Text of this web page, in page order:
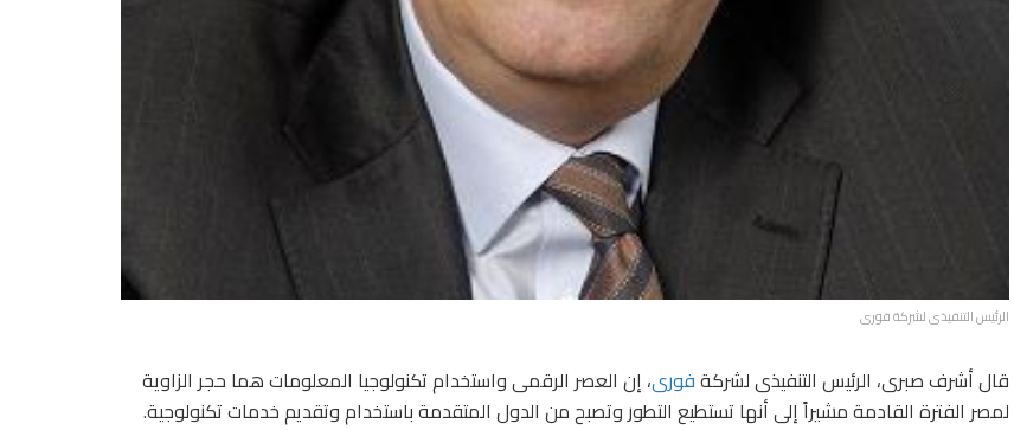
الرئيس التنفيذى لشركة فورى
قال أشرف صبرى، الرئيس التنفيذى لشركةفورى، إن العصر الرقمى واستخدام تكنولوجيا المعلومات هما حجر الزاوية
لمصر الفترة القادمة مشيراً إلى أنها تستطيع التطور وتصبح من الدول المتقدمة باستخدام وتقديم خدمات تكنولوجية.